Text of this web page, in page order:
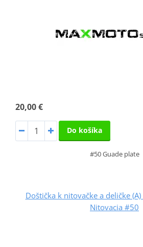
20,00 €
Do košíka
#50 Guade plate
Doštička k nitovačke a deličke (A)
Nitovacia #50